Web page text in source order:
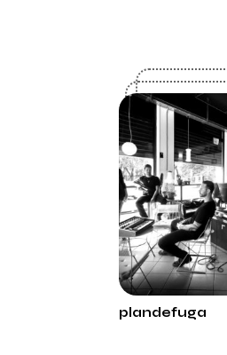
plandefuga